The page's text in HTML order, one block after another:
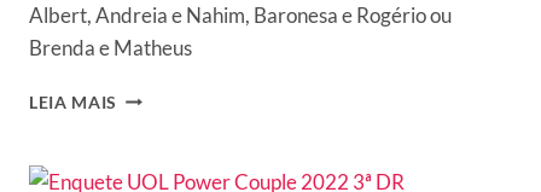
Albert, Andreia e Nahim, Baronesa e Rogério ou
Brenda e Matheus
LEIA MAIS ENQUETE
POWER